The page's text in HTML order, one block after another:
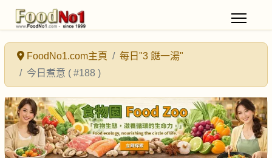
FoodNo1.com主頁
每日"3 餸一湯"
今日煮意 ( #188 )